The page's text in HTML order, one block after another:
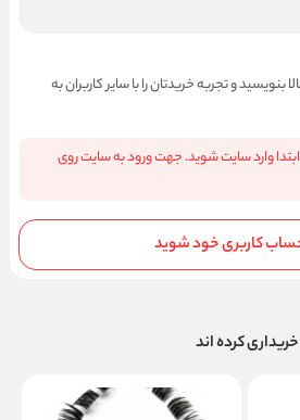
بنویسید و تجربه خریدتان را با سایر کاربران به
وارد سایت شوید. جهت ورود به سایت روی
کاربری خود شوید
کرده اند